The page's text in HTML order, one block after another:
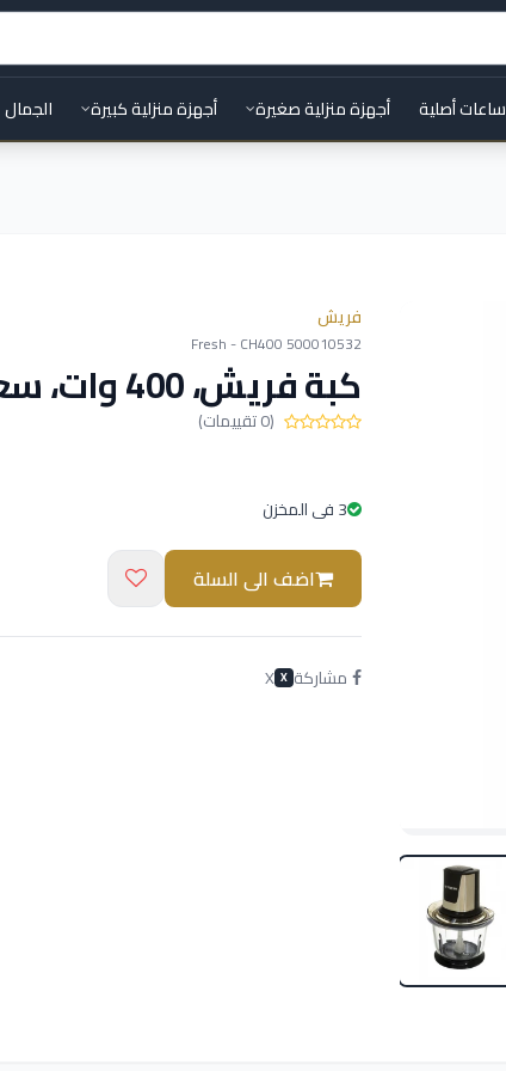
ساعات أصلية أجهزة منزلية صغيرة أجهزة منزلية كبيرة
فريش
Fresh - CH400 500010532
كبة فريش، 400 وات، سعة 1.5 لتر، اسود - CH400
(0 تقييمات)
3 فى المخزن
اضف الى السلة
مشاركة X
X